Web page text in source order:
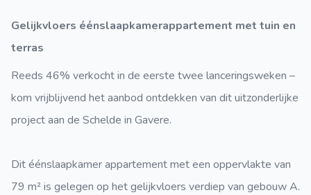
Gelijkvloers éénslaapkamerappartement met tuin en
terras
Reeds 46% verkocht in de eerste twee lanceringsweken –
kom vrijblijvend het aanbod ontdekken van dit uitzonderlijke
project aan de Schelde in Gavere.
Dit éénslaapkamer appartement met een oppervlakte van
79 m² is gelegen op het gelijkvloers verdiep van gebouw A.